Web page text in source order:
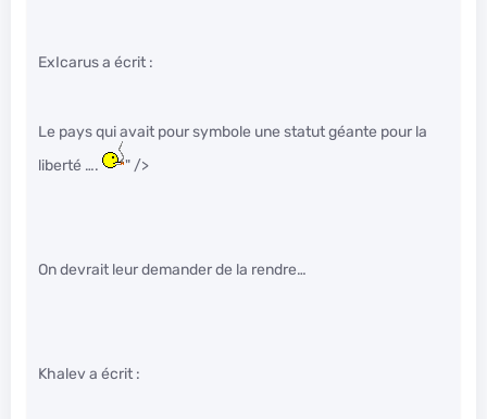
ExIcarus a écrit :
Le pays qui avait pour symbole une statut géante pour la
liberté ….
" />
On devrait leur demander de la rendre…
Khalev a écrit :